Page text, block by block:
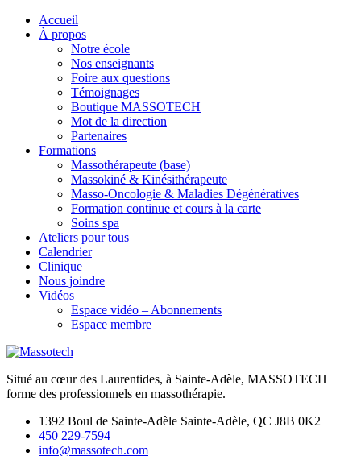
Accueil
À propos
Notre école
Nos enseignants
Foire aux questions
Témoignages
Boutique MASSOTECH
Mot de la direction
Partenaires
Formations
Massothérapeute (base)
Massokiné & Kinésithérapeute
Masso-Oncologie & Maladies Dégénératives
Formation continue et cours à la carte
Soins spa
Ateliers pour tous
Calendrier
Clinique
Nous joindre
Vidéos
Espace vidéo – Abonnements
Espace membre
Situé au cœur des Laurentides, à Sainte-Adèle, MASSOTECH
forme des professionnels en massothérapie.
1392 Boul de Sainte-Adèle Sainte-Adèle, QC J8B 0K2
450 229-7594
info@massotech.com